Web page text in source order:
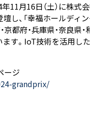
11月16日（土）に株
、「幸福ホールディン
都府・兵庫県・奈良
す。IoT技術を活用
ージ
grandprix/